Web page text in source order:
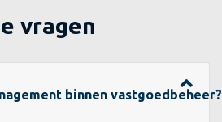
vragen
binnen vastgoedbeheer?